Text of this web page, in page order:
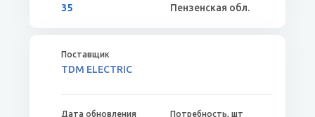
35 Пензенская обл.
TDM ELECTRIC